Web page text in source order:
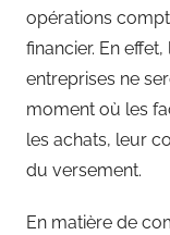
opérations
financier. En
entreprises ne
moment où les
les achats, leur
du versement.
En matière de